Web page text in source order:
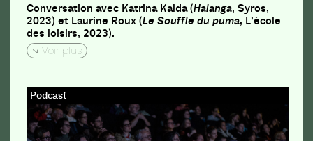
Conversation avec Katrina Kalda (Halanga, Syros,
2023) et Laurine Roux (Le Souffle du puma, L’école
des loisirs, 2023).
Voir plus
Podcast